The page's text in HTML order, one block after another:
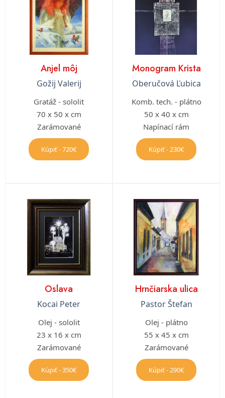
Anjel môj
Gožij Valerij
Gratáž - sololit
70 x 50 x cm
Zarámované
Kúpiť - 720€
Monogram Krista
Oberučová Ľubica
Komb. tech. - plátno
50 x 40 x cm
Napínací rám
Kúpiť - 230€
Oslava
Kocai Peter
Olej - sololit
23 x 16 x cm
Zarámované
Kúpiť - 350€
Hrnčiarska ulica
Pastor Štefan
Olej - plátno
55 x 45 x cm
Zarámované
Kúpiť - 290€